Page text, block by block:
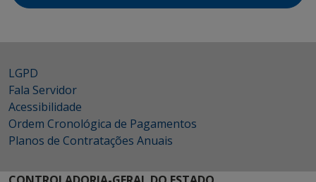
LGPD
Fala Servidor
Acessibilidade
Ordem Cronológica de Pagamentos
Planos de Contratações Anuais